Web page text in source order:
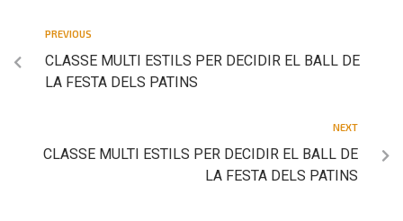
PREVIOUS
CLASSE MULTI ESTILS PER DECIDIR EL BALL DE
LA FESTA DELS PATINS
NEXT
CLASSE MULTI ESTILS PER DECIDIR EL BALL DE
LA FESTA DELS PATINS